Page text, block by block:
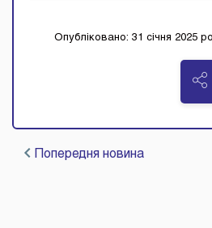
Опубліковано: 31 січня 2025
Попередня новина